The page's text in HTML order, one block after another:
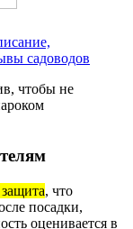
садоводов
чтобы не
, что
посадки,
оценивается в